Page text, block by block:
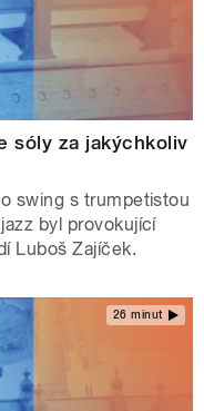
sóly za jakýchkoliv
swing s trumpetistou
byl provokující
Luboš Zajíček.
26 minut